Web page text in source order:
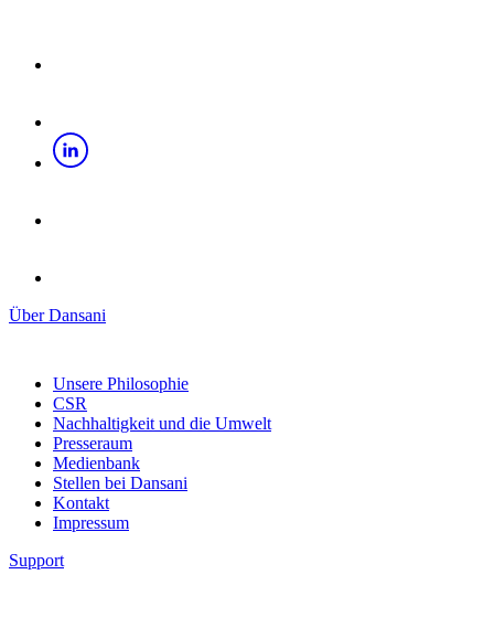
Über Dansani
Unsere Philosophie
CSR
Nachhaltigkeit und die Umwelt
Presseraum
Medienbank
Stellen bei Dansani
Kontakt
Impressum
Support